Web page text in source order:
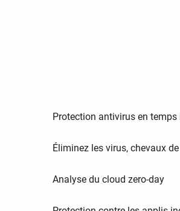
Protection antivirus en temps
Éliminez les virus, chevaux
Analyse du cloud zero-day